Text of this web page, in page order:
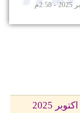
عروض هايبر وان اليوم من 31 اكتوبر 2025